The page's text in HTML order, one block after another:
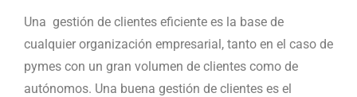
Una gestión de clientes eficiente es la base de
cualquier organización empresarial, tanto en el caso de
pymes con un gran volumen de clientes como de
autónomos. Una buena gestión de clientes es el